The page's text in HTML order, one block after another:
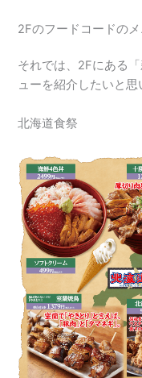
2Fのフードコードの
それでは、2Fにある
ューを紹介したいと思
北海道食祭